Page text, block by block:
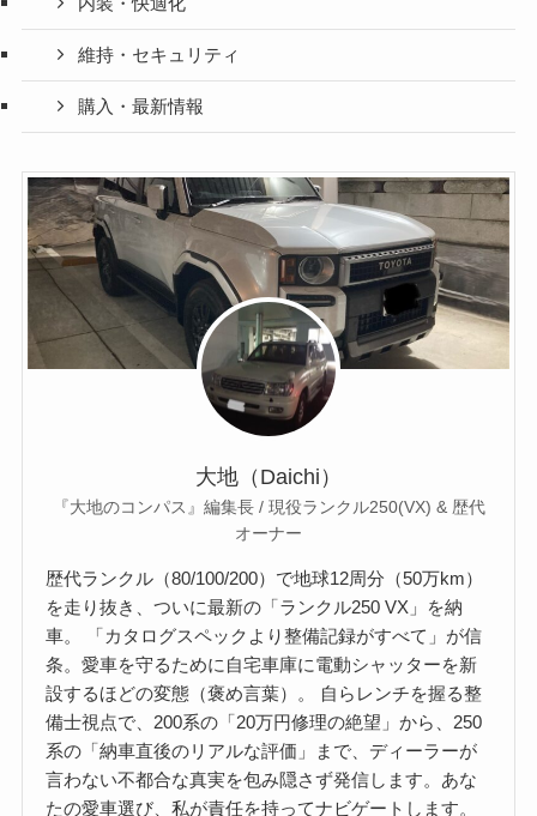
内装・快適化
維持・セキュリティ
購入・最新情報
大地（Daichi）
『大地のコンパス』編集長 / 現役ランクル250(VX) & 歴代
オーナー
歴代ランクル（80/100/200）で地球12周分（50万km）
を走り抜き、ついに最新の「ランクル250 VX」を納
車。 「カタログスペックより整備記録がすべて」が信
条。愛車を守るために自宅車庫に電動シャッターを新
設するほどの変態（褒め言葉）。 自らレンチを握る整
備士視点で、200系の「20万円修理の絶望」から、250
系の「納車直後のリアルな評価」まで、ディーラーが
言わない不都合な真実を包み隠さず発信します。あな
たの愛車選び、私が責任を持ってナビゲートします。